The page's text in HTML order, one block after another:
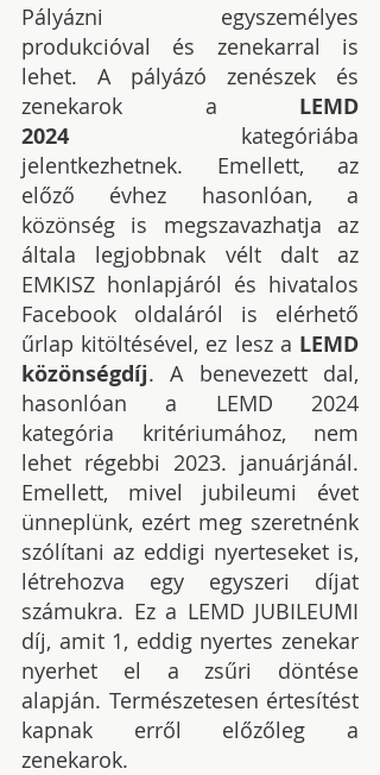
Pályázni egyszemélyes
produkcióval és zenekarral is
lehet. A pályázó zenészek és
zenekarok a LEMD
2024 kategóriába
jelentkezhetnek. Emellett, az
előző évhez hasonlóan, a
közönség is megszavazhatja az
általa legjobbnak vélt dalt az
EMKISZ honlapjáról és hivatalos
Facebook oldaláról is elérhető
űrlap kitöltésével, ez lesz a LEMD
közönségdíj. A benevezett dal,
hasonlóan a LEMD 2024
kategória kritériumához, nem
lehet régebbi 2023. januárjánál.
Emellett, mivel jubileumi évet
ünneplünk, ezért meg szeretnénk
szólítani az eddigi nyerteseket is,
létrehozva egy egyszeri díjat
számukra. Ez a LEMD JUBILEUMI
díj, amit 1, eddig nyertes zenekar
nyerhet el a zsűri döntése
alapján. Természetesen értesítést
kapnak erről előzőleg a
zenekarok.